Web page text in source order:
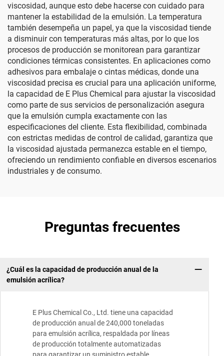
viscosidad, aunque esto debe hacerse con cuidado para
mantener la estabilidad de la emulsión. La temperatura
también desempeña un papel, ya que la viscosidad tiende
a disminuir con temperaturas más altas, por lo que los
procesos de producción se monitorean para garantizar
condiciones térmicas consistentes. En aplicaciones como
adhesivos para embalaje o cintas médicas, donde una
viscosidad precisa es crucial para una aplicación uniforme,
la capacidad de E Plus Chemical para ajustar la viscosidad
como parte de sus servicios de personalización asegura
que la emulsión cumpla exactamente con las
especificaciones del cliente. Esta flexibilidad, combinada
con estrictas medidas de control de calidad, garantiza que
la viscosidad ajustada permanezca estable en el tiempo,
ofreciendo un rendimiento confiable en diversos escenarios
industriales y de consumo.
Preguntas frecuentes
¿Cuál es la capacidad de producción anual de la
emulsión acrílica?
E Plus Chemical Co., Ltd. tiene una capacidad
de producción anual de 240,000 toneladas
para emulsión acrílica, respaldada por líneas
de producción totalmente automatizadas